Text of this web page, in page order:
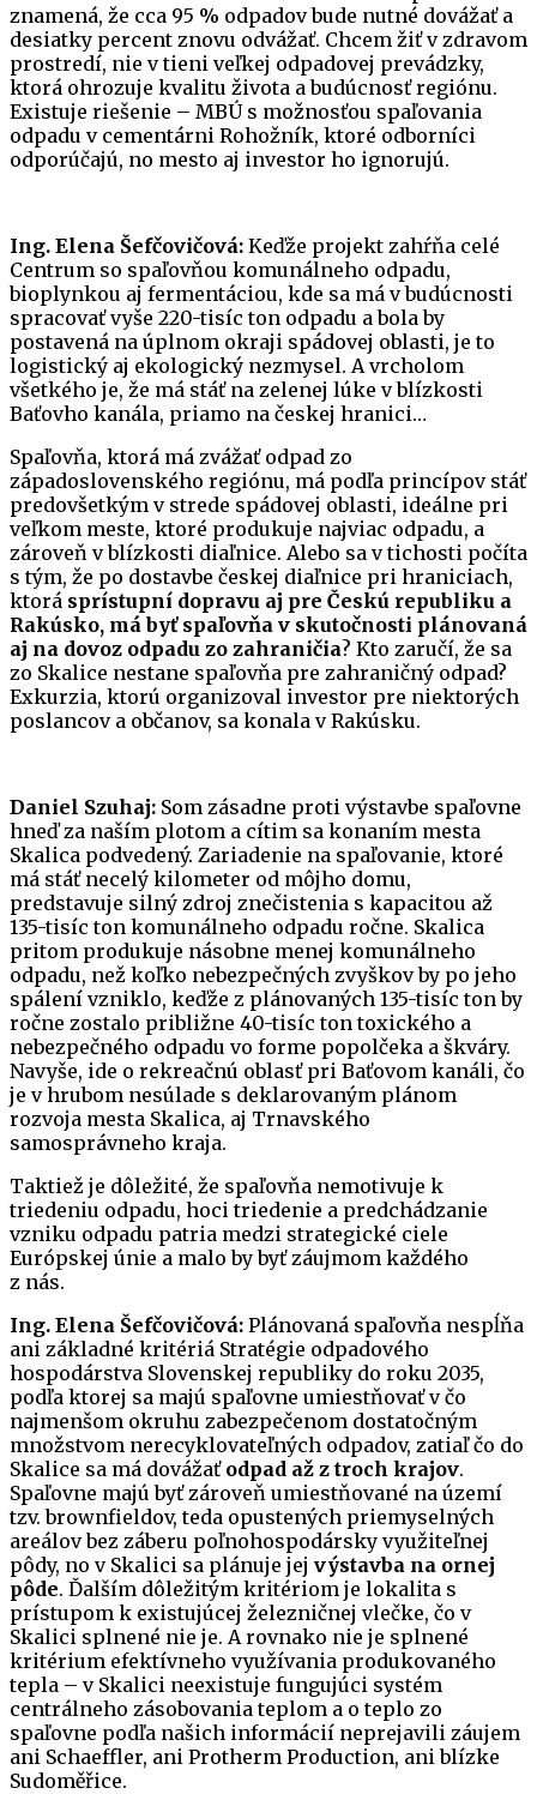
znamená, že cca 95 % odpadov bude nutné dovážať a
desiatky percent znovu odvážať. Chcem žiť v zdravom
prostredí, nie v tieni veľkej odpadovej prevádzky,
ktorá ohrozuje kvalitu života a budúcnosť regiónu.
Existuje riešenie – MBÚ s možnosťou spaľovania
odpadu v cementárni Rohožník, ktoré odborníci
odporúčajú, no mesto aj investor ho ignorujú.
Ing. Elena Šefčovičová: Keďže projekt zahŕňa celé
Centrum so spaľovňou komunálneho odpadu,
bioplynkou aj fermentáciou, kde sa má v budúcnosti
spracovať vyše 220-tisíc ton odpadu a bola by
postavená na úplnom okraji spádovej oblasti, je to
logistický aj ekologický nezmysel. A vrcholom
všetkého je, že má stáť na zelenej lúke v blízkosti
Baťovho kanála, priamo na českej hranici…
Spaľovňa, ktorá má zvážať odpad zo
západoslovenského regiónu, má podľa princípov stáť
predovšetkým v strede spádovej oblasti, ideálne pri
veľkom meste, ktoré produkuje najviac odpadu, a
zároveň v blízkosti diaľnice. Alebo sa v tichosti počíta
s tým, že po dostavbe českej diaľnice pri hraniciach,
ktorá sprístupní dopravu aj pre Českú republiku a
Rakúsko, má byť spaľovňa v skutočnosti plánovaná
aj na dovoz odpadu zo zahraničia? Kto zaručí, že sa
zo Skalice nestane spaľovňa pre zahraničný odpad?
Exkurzia, ktorú organizoval investor pre niektorých
poslancov a občanov, sa konala v Rakúsku.
Daniel Szuhaj: Som zásadne proti výstavbe spaľovne
hneď za naším plotom a cítim sa konaním mesta
Skalica podvedený. Zariadenie na spaľovanie, ktoré
má stáť necelý kilometer od môjho domu,
predstavuje silný zdroj znečistenia s kapacitou až
135-tisíc ton komunálneho odpadu ročne. Skalica
pritom produkuje násobne menej komunálneho
odpadu, než koľko nebezpečných zvyškov by po jeho
spálení vzniklo, keďže z plánovaných 135-tisíc ton by
ročne zostalo približne 40-tisíc ton toxického a
nebezpečného odpadu vo forme popolčeka a škváry.
Navyše, ide o rekreačnú oblasť pri Baťovom kanáli, čo
je v hrubom nesúlade s deklarovaným plánom
rozvoja mesta Skalica, aj Trnavského
samosprávneho kraja.
Taktiež je dôležité, že spaľovňa nemotivuje k
triedeniu odpadu, hoci triedenie a predchádzanie
vzniku odpadu patria medzi strategické ciele
Európskej únie a malo by byť záujmom každého
z nás.
Ing. Elena Šefčovičová: Plánovaná spaľovňa nespĺňa
ani základné kritériá Stratégie odpadového
hospodárstva Slovenskej republiky do roku 2035,
podľa ktorej sa majú spaľovne umiestňovať v čo
najmenšom okruhu zabezpečenom dostatočným
množstvom nerecyklovateľných odpadov, zatiaľ čo do
Skalice sa má dovážať odpad až z troch krajov.
Spaľovne majú byť zároveň umiestňované na území
tzv. brownfieldov, teda opustených priemyselných
areálov bez záberu poľnohospodársky využiteľnej
pôdy, no v Skalici sa plánuje jej výstavba na ornej
pôde. Ďalším dôležitým kritériom je lokalita s
prístupom k existujúcej železničnej vlečke, čo v
Skalici splnené nie je. A rovnako nie je splnené
kritérium efektívneho využívania produkovaného
tepla – v Skalici neexistuje fungujúci systém
centrálneho zásobovania teplom a o teplo zo
spaľovne podľa našich informácií neprejavili záujem
ani Schaeffler, ani Protherm Production, ani blízke
Sudoměřice.